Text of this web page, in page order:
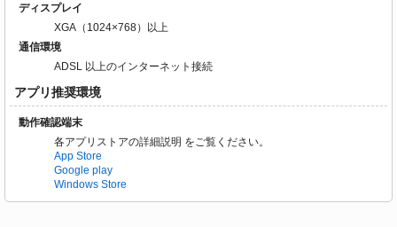
ディスプレイ
XGA（1024×768）以上
通信環境
ADSL 以上のインターネット接続
アプリ推奨環境
動作確認端末
各アプリストアの詳細説明 をご覧ください。
App Store
Google play
Windows Store